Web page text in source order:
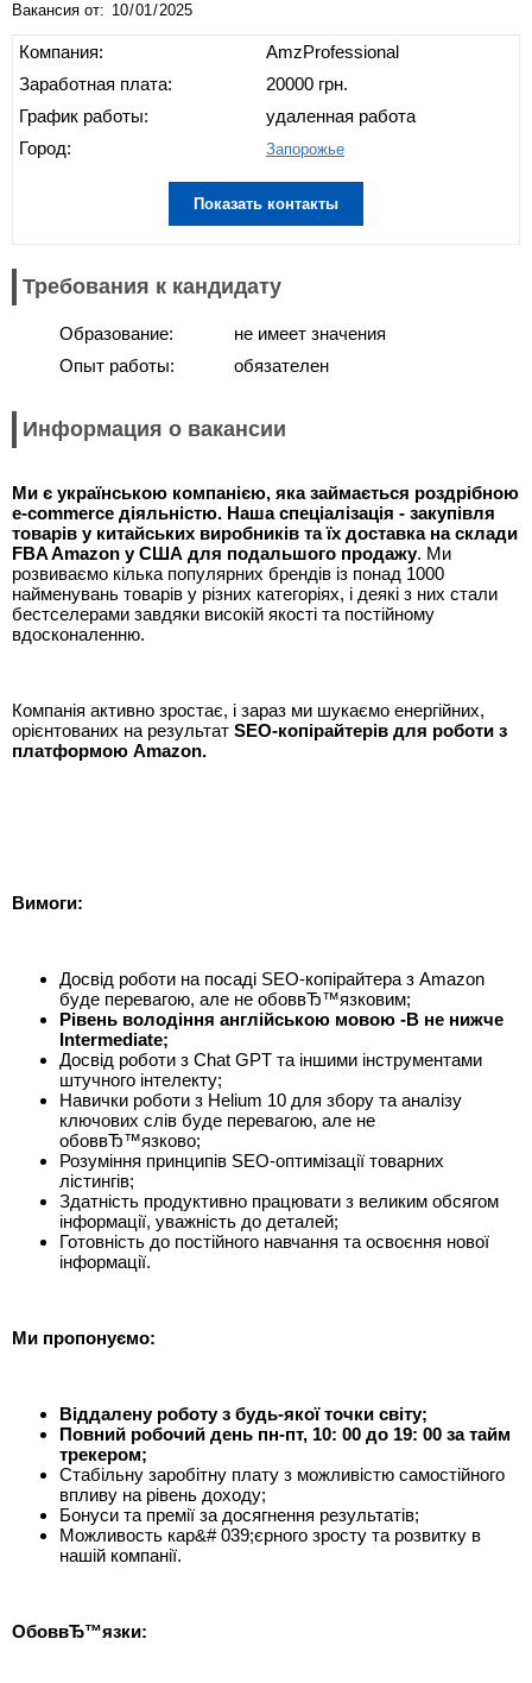
Вакансия от:
Компания:
Заработная плата:
График работы:
Город:
AmzProfessional
20000 грн.
удаленная работа
Запорожье
Показать контакты
Требования к кандидату
Образование:
Опыт работы:
не имеет значения
обязателен
Информация о вакансии
Ми є українською компанією, яка займається роздрібною
e-commerce діяльністю. Наша спеціалізація - закупівля
товарів у китайських виробників та їх доставка на склади
FBA Amazon у США для подальшого продажу. Ми
розвиваємо кілька популярних брендів із понад 1000
найменувань товарів у різних категоріях, і деякі з них стали
бестселерами завдяки високій якості та постійному
вдосконаленню.
Компанія активно зростає, і зараз ми шукаємо енергійних,
орієнтованих на результат SEO-копірайтерів для роботи з
платформою Amazon.
Вимоги:
Досвід роботи на посаді SEO-копірайтера з Amazon
буде перевагою, але не обоввЂ™язковим;
Рівень володіння англійською мовою -В не нижче
Intermediate;
Досвід роботи з Chat GPT та іншими інструментами
штучного інтелекту;
Навички роботи з Helium 10 для збору та аналізу
ключових слів буде перевагою, але не
обоввЂ™язково;
Розуміння принципів SEO-оптимізації товарних
лістингів;
Здатність продуктивно працювати з великим обсягом
інформації, уважність до деталей;
Готовність до постійного навчання та освоєння нової
інформації.
Ми пропонуємо:
Віддалену роботу з будь-якої точки світу;
Повний робочий день пн-пт, 10: 00 до 19: 00 за тайм
трекером;
Стабільну заробітну плату з можливістю самостійного
впливу на рівень доходу;
Бонуси та премії за досягнення результатів;
Можливость кар&# 039;єрного зросту та розвитку в
нашій компанії.
ОбоввЂ™язки: